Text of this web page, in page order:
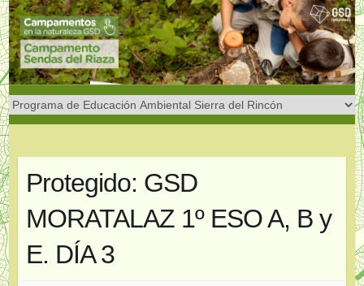
Saltar
al
contenido
Protegido: GSD
MORATALAZ 1º ESO A, B y
E. DÍA 3